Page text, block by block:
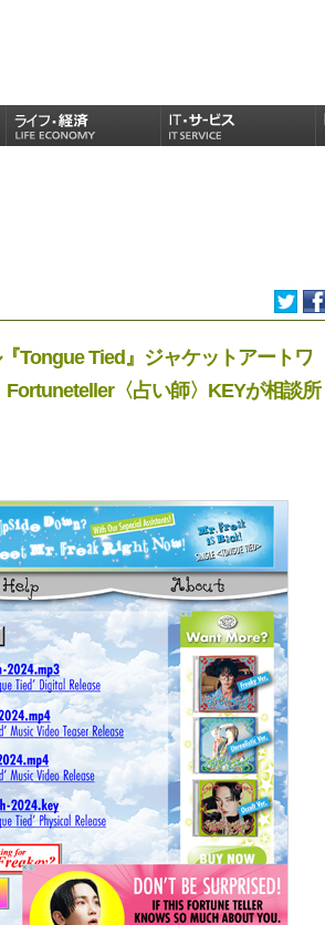
Tongue Tied』ジャケットアートワ
〈占い師〉KEYが相談所